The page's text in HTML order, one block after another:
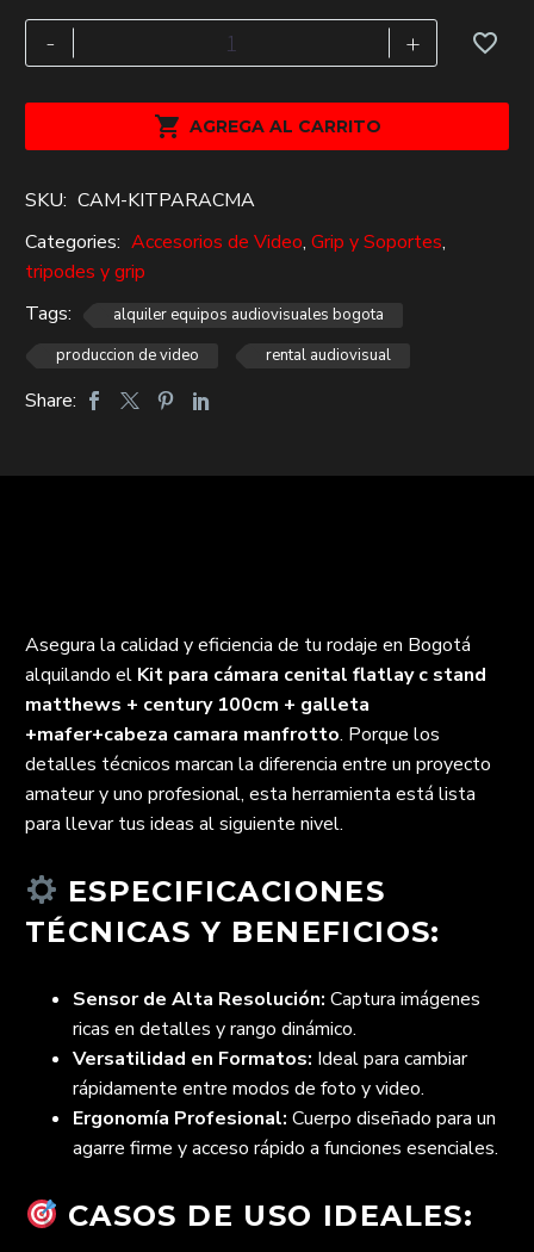
-
para
flatlay
stand
matthews
+
century
100cm
galleta
manfrotto
+
 AGREGA AL CARRITO
SKU: CAM-KITPARACMA
Categories: Accesorios de Video, Grip y Soportes,
tripodes y grip
Tags:
alquiler equipos audiovisuales bogota
produccion de video
rental audiovisual
Share:
Asegura la calidad y eficiencia de tu rodaje en Bogotá
alquilando el Kit para cámara cenital flatlay c stand
matthews + century 100cm + galleta
+mafer+cabeza camara manfrotto. Porque los
detalles técnicos marcan la diferencia entre un proyecto
amateur y uno profesional, esta herramienta está lista
para llevar tus ideas al siguiente nivel.
ESPECIFICACIONES
TÉCNICAS Y BENEFICIOS:
Sensor de Alta Resolución: Captura imágenes
ricas en detalles y rango dinámico.
Versatilidad en Formatos: Ideal para cambiar
rápidamente entre modos de foto y video.
Ergonomía Profesional: Cuerpo diseñado para un
agarre firme y acceso rápido a funciones esenciales.
CASOS DE USO IDEALES: